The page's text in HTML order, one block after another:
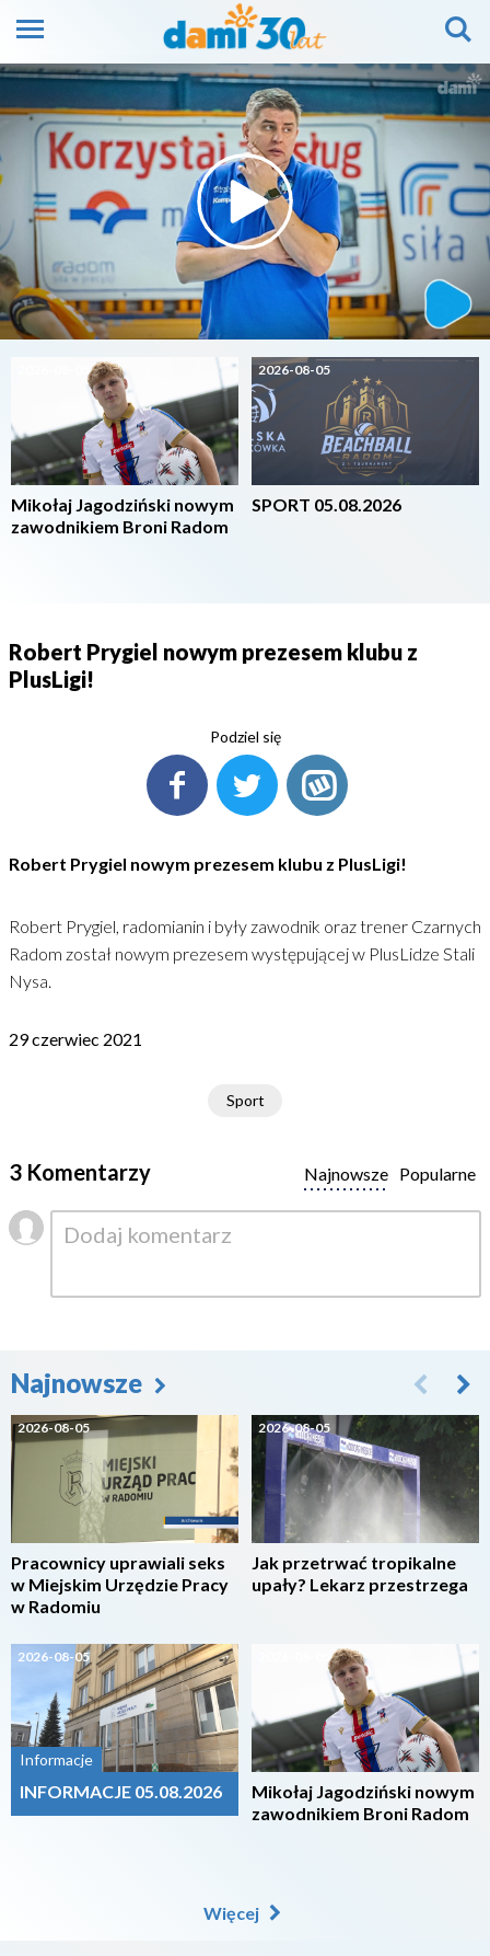
2026-08-05
Mikołaj Jagodziński nowym
zawodnikiem Broni Radom
2026-08-05
SPORT 05.08.2026
Robert Prygiel nowym prezesem klubu z
PlusLigi!
Podziel się
Robert Prygiel nowym prezesem klubu z PlusLigi!
Robert Prygiel, radomianin i były zawodnik oraz trener Czarnych
Radom został nowym prezesem występującej w PlusLidze Stali
Nysa.
29 czerwiec 2021
Sport
3 Komentarzy Popularne
Najnowsze
Najnowsze
2026-08-05
Pracownicy uprawiali seks
w Miejskim Urzędzie Pracy
w Radomiu
2026-08-05
Informacje
INFORMACJE 05.08.2026
2026-08-05
Jak przetrwać tropikalne
upały? Lekarz przestrzega
2026-08-05
Mikołaj Jagodziński nowym
zawodnikiem Broni Radom
Więcej